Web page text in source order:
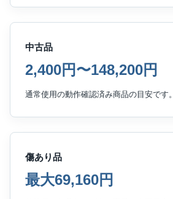
中古品
2,400円〜148,200円
通常使用の動作確認済み商品の目安です。
傷あり品
最大69,160円